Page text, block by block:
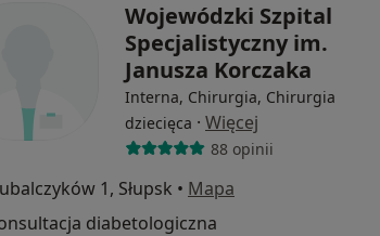
Wojewódzki Szpital
Specjalistyczny im.
Janusza Korczaka
Interna, Chirurgia, Chirurgia
dziecięca · Więcej
88 opinii
1, Słupsk • Mapa
diabetologiczna